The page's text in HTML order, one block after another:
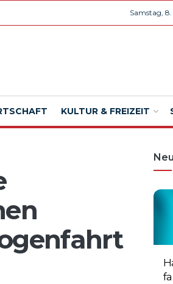
Samstag,
KULTUR & FREIZEIT